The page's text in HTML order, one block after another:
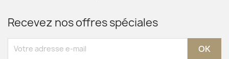
Recevez nos offres spéciales